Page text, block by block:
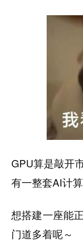
GPU算是敲开
有一整套AI计算
想搭建一座能
门道多着呢～